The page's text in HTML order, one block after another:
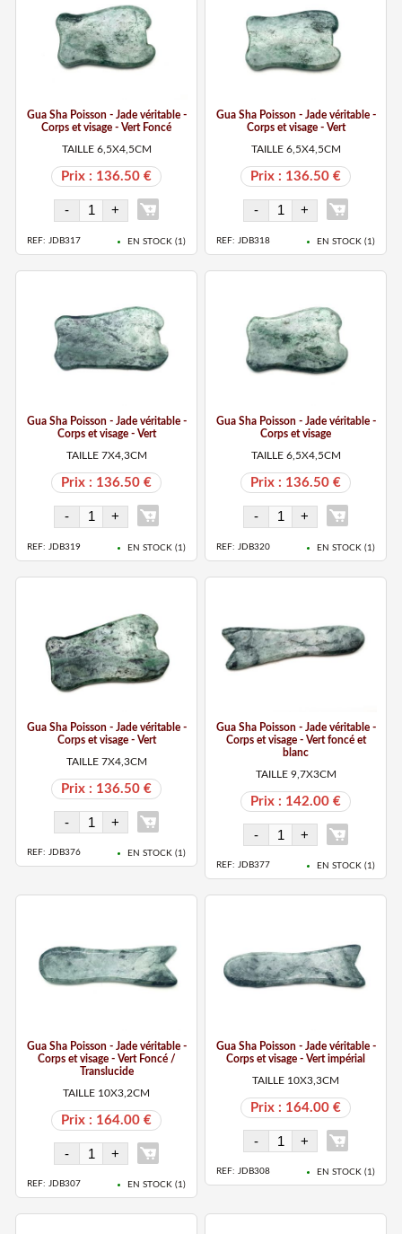
Gua Sha Poisson - Jade véritable -
Corps et visage - Vert Foncé
TAILLE 6,5X4,5CM
Prix : 136.50 €
REF: JDB317 EN STOCK ( 1 )
Gua Sha Poisson - Jade véritable -
Corps et visage - Vert
TAILLE 6,5X4,5CM
Prix : 136.50 €
REF: JDB318 EN STOCK ( 1 )
Gua Sha Poisson - Jade véritable -
Corps et visage - Vert
TAILLE 7X4,3CM
Prix : 136.50 €
REF: JDB319 EN STOCK ( 1 )
Gua Sha Poisson - Jade véritable -
Corps et visage
TAILLE 6,5X4,5CM
Prix : 136.50 €
REF: JDB320 EN STOCK ( 1 )
Gua Sha Poisson - Jade véritable -
Corps et visage - Vert
TAILLE 7X4,3CM
Prix : 136.50 €
REF: JDB376 EN STOCK ( 1)
Gua Sha Poisson - Jade véritable -
Corps et visage - Vert foncé et
blanc
TAILLE 9,7X3CM
Prix : 142.00 €
REF: JDB377 EN STOCK ( 1)
Gua Sha Poisson - Jade véritable -
Corps et visage - Vert Foncé /
Translucide
TAILLE 10X3,2CM
Prix : 164.00 €
REF: JDB307 EN STOCK ( 1)
Gua Sha Poisson - Jade véritable -
Corps et visage - Vert impérial
TAILLE 10X3,3CM
Prix : 164.00 €
REF: JDB308 EN STOCK ( 1)